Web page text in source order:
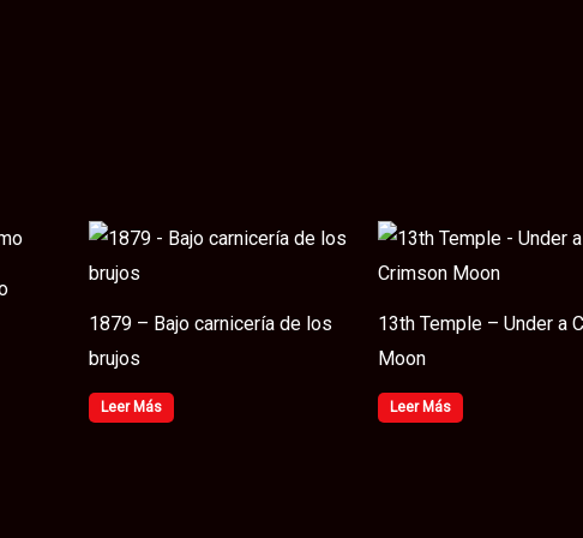
1879 – Bajo carnicería de los
brujos
Leer Más
13th Temple – Under a
Moon
Leer Más